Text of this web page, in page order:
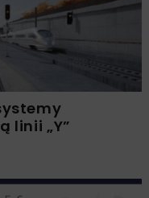
linii „Y”